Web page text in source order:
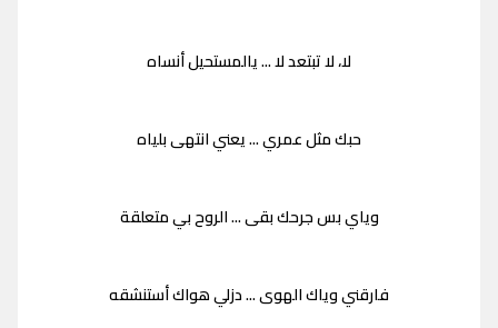
لا، لا تبتعد لا ... يالمستحيل أنساه
حبك مثل عمري ... يعني انتهى بلياه
وياي بس جرحك بقى ... الروح بي متعلقة
فارقني وياك الهوى ... دزلي هواك أستنشقه